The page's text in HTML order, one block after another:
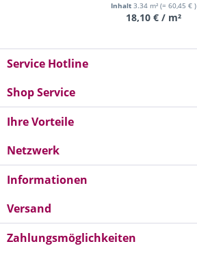
Inhalt 3.34 m² (= 60,45 € )
18,10 € / m²
Service Hotline
Shop Service
Ihre Vorteile
Netzwerk
Informationen
Versand
Zahlungsmöglichkeiten